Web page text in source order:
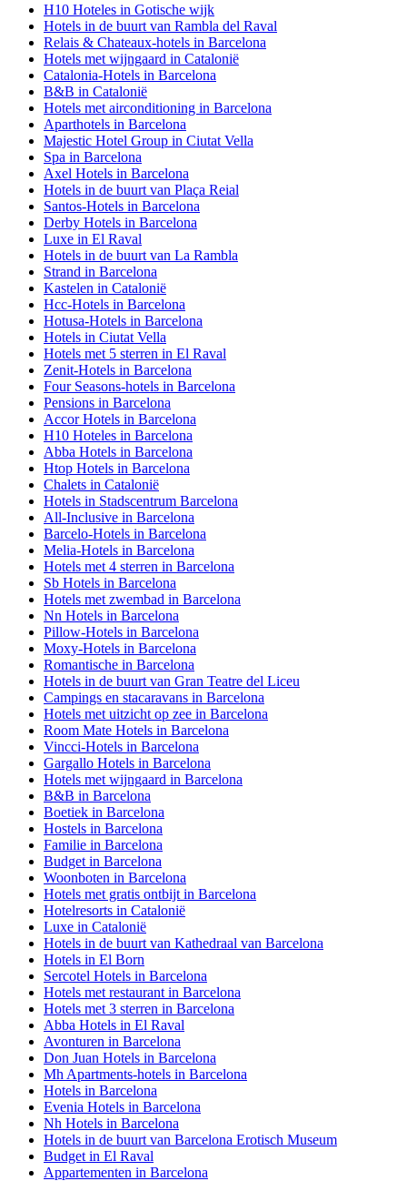
H10 Hoteles in Gotische wijk
Hotels in de buurt van Rambla del Raval
Relais & Chateaux-hotels in Barcelona
Hotels met wijngaard in Catalonië
Catalonia-Hotels in Barcelona
B&B in Catalonië
Hotels met airconditioning in Barcelona
Aparthotels in Barcelona
Majestic Hotel Group in Ciutat Vella
Spa in Barcelona
Axel Hotels in Barcelona
Hotels in de buurt van Plaça Reial
Santos-Hotels in Barcelona
Derby Hotels in Barcelona
Luxe in El Raval
Hotels in de buurt van La Rambla
Strand in Barcelona
Kastelen in Catalonië
Hcc-Hotels in Barcelona
Hotusa-Hotels in Barcelona
Hotels in Ciutat Vella
Hotels met 5 sterren in El Raval
Zenit-Hotels in Barcelona
Four Seasons-hotels in Barcelona
Pensions in Barcelona
Accor Hotels in Barcelona
H10 Hoteles in Barcelona
Abba Hotels in Barcelona
Htop Hotels in Barcelona
Chalets in Catalonië
Hotels in Stadscentrum Barcelona
All-Inclusive in Barcelona
Barcelo-Hotels in Barcelona
Melia-Hotels in Barcelona
Hotels met 4 sterren in Barcelona
Sb Hotels in Barcelona
Hotels met zwembad in Barcelona
Nn Hotels in Barcelona
Pillow-Hotels in Barcelona
Moxy-Hotels in Barcelona
Romantische in Barcelona
Hotels in de buurt van Gran Teatre del Liceu
Campings en stacaravans in Barcelona
Hotels met uitzicht op zee in Barcelona
Room Mate Hotels in Barcelona
Vincci-Hotels in Barcelona
Gargallo Hotels in Barcelona
Hotels met wijngaard in Barcelona
B&B in Barcelona
Boetiek in Barcelona
Hostels in Barcelona
Familie in Barcelona
Budget in Barcelona
Woonboten in Barcelona
Hotels met gratis ontbijt in Barcelona
Hotelresorts in Catalonië
Luxe in Catalonië
Hotels in de buurt van Kathedraal van Barcelona
Hotels in El Born
Sercotel Hotels in Barcelona
Hotels met restaurant in Barcelona
Hotels met 3 sterren in Barcelona
Abba Hotels in El Raval
Avonturen in Barcelona
Don Juan Hotels in Barcelona
Mh Apartments-hotels in Barcelona
Hotels in Barcelona
Evenia Hotels in Barcelona
Nh Hotels in Barcelona
Hotels in de buurt van Barcelona Erotisch Museum
Budget in El Raval
Appartementen in Barcelona